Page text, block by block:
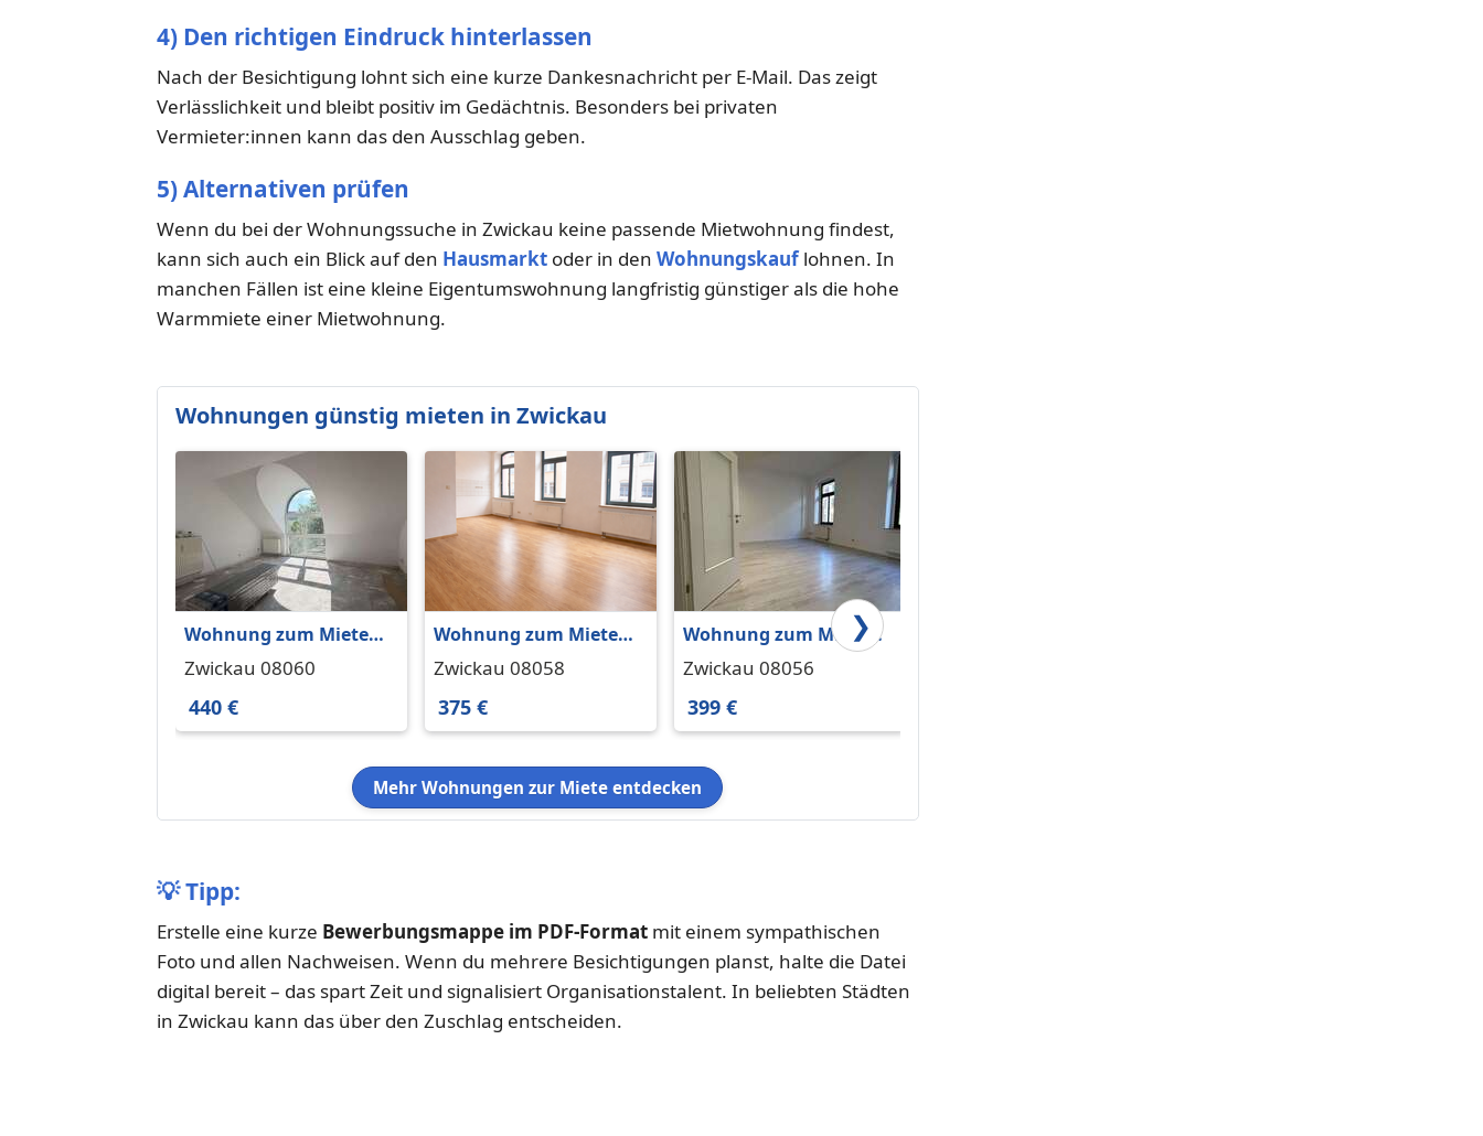
4) Den richtigen Eindruck hinterlassen
Nach der Besichtigung lohnt sich eine kurze Dankesnachricht per E-Mail. Das zeigt
Verlässlichkeit und bleibt positiv im Gedächtnis. Besonders bei privaten
Vermieter:innen kann das den Ausschlag geben.
5) Alternativen prüfen
Wenn du bei der Wohnungssuche in Zwickau keine passende Mietwohnung findest,
kann sich auch ein Blick auf den Hausmarkt oder in den Wohnungskauflohnen. In
manchen Fällen ist eine kleine Eigentumswohnung langfristig günstiger als die hohe
Warmmiete einer Mietwohnung.
Wohnungen günstig mieten in Zwickau
Wohnung zum Mieten
in Zwickau 440 € 51.67
Zwickau 08060
440 €
Wohnung zum Mieten
in Zwickau 375 € 56.57
Zwickau 08058
375 €
Wohnung zum Mieten
in Zwickau 399 € 75.3
Zwickau 08056
399 €
❯
Mehr Wohnungen zur Miete entdecken
💡Tipp:
Erstelle eine kurze Bewerbungsmappe im PDF-Format mit einem sympathischen
Foto und allen Nachweisen. Wenn du mehrere Besichtigungen planst, halte die Datei
digital bereit – das spart Zeit und signalisiert Organisationstalent. In beliebten Städten
in Zwickau kann das über den Zuschlag entscheiden.